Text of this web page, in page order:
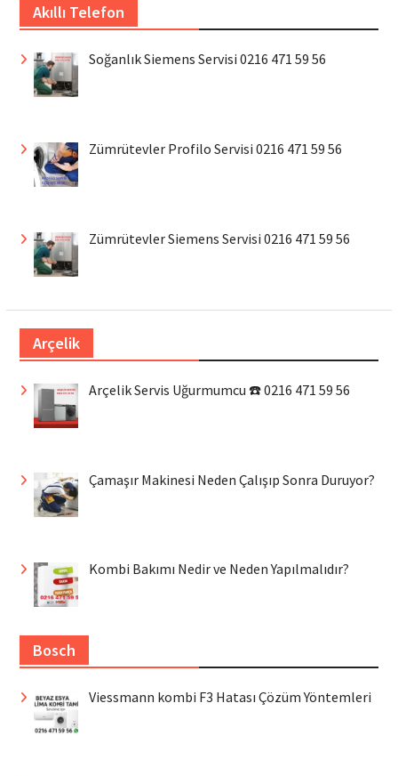
Akıllı Telefon
Soğanlık Siemens Servisi 0216 471 59 56
Zümrütevler Profilo Servisi 0216 471 59 56
Zümrütevler Siemens Servisi 0216 471 59 56
Arçelik
Arçelik Servis Uğurmumcu ☎️ 0216 471 59 56
Çamaşır Makinesi Neden Çalışıp Sonra Duruyor?
Kombi Bakımı Nedir ve Neden Yapılmalıdır?
Bosch
Viessmann kombi F3 Hatası Çözüm Yöntemleri